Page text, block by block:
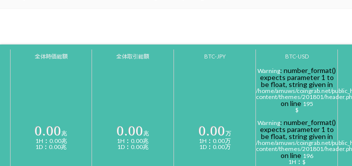
全体時価総額 全体取引総額 BTC-JPY BTC-USD
0.00兆
1H：0.00兆
1D：0.00兆
0.00兆
1H：0.00兆
1D：0.00兆
0.00万
1H：0.00万
1D：0.00万
Warning: number_format()
expects parameter 1 to
be float, string given in
/home/amuws/coingrab.net/
content/themes/201801/
on line 195
$
Warning: number_format()
expects parameter 1 to
be float, string given in
/home/amuws/coingrab.net/
content/themes/201801/
on line 196
1H：$